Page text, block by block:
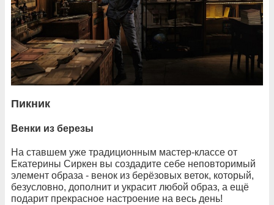
Пикник
Венки из березы
На ставшем уже традиционным мастер-классе от
Екатерины Сиркен вы создадите себе неповторимый
элемент образа - венок из берёзовых веток, который,
безусловно, дополнит и украсит любой образ, а ещё
подарит прекрасное настроение на весь день!